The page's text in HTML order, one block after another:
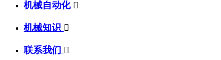
机械自动化 
机械知识 
联系我们 